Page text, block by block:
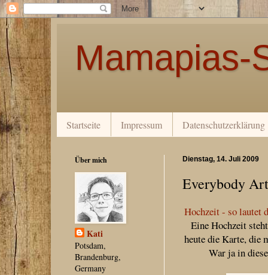
Mamapias-
Startseite Impressum Datenschutzerklärung
Dienstag, 14. Juli 2009
Everybody
Hochzeit - so lautet
Eine Hochzeit
heute die Karte, die
War ja in
Über mich
Kati
Potsdam,
Brandenburg,
Germany